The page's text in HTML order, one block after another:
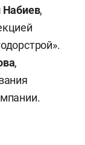
Набиев,
,